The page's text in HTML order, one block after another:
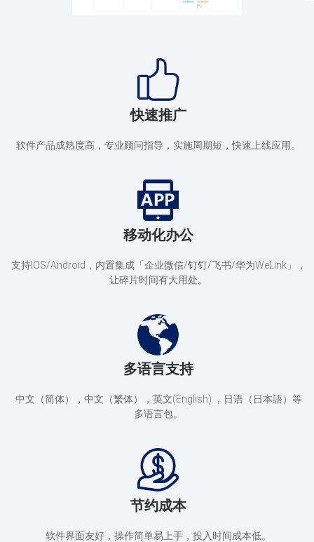
快速推广
软件产品成熟度高，专业顾问指导，实施周期短，快速上线应用。
移动化办公
支持IOS/Android，内置集成「企业微信/钉钉/飞书/华为WeLink」，
让碎片时间有大用处。
多语言支持
中文（简体），中文（繁体），英文(English) ，日语（日本語）等
多语言包。
节约成本
软件界面友好，操作简单易上手，投入时间成本低。